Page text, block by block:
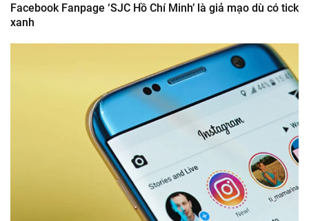
Facebook Fanpage ‘SJC Hồ Chí Minh’ là giả mạo dù có tick
xanh